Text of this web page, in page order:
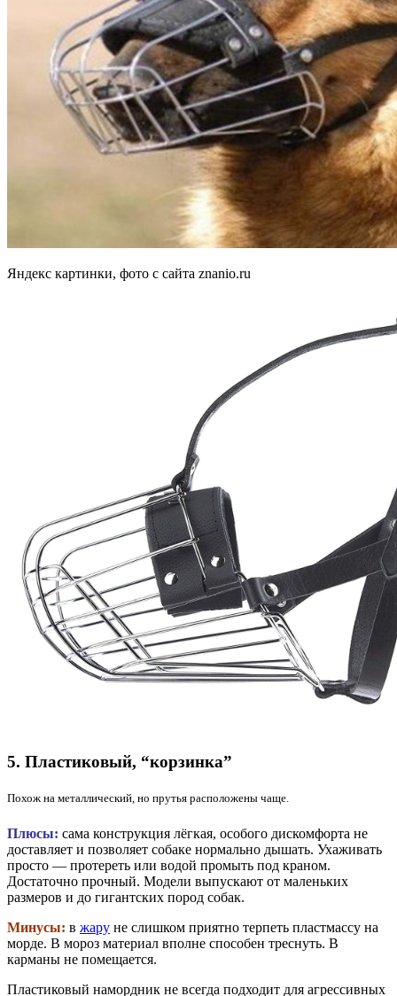
Яндекс картинки, фото с сайта znanio.ru
5. Пластиковый, “корзинка”
Похож на металлический, но прутья расположены чаще.
Плюсы: сама конструкция лёгкая, особого дискомфорта не
доставляет и позволяет собаке нормально дышать. Ухаживать
просто — протереть или водой промыть под краном.
Достаточно прочный. Модели выпускают от маленьких
размеров и до гигантских пород собак.
Минусы: в жару не слишком приятно терпеть пластмассу на
морде. В мороз материал вполне способен треснуть. В
карманы не помещается.
Пластиковый намордник не всегда подходит для агрессивных